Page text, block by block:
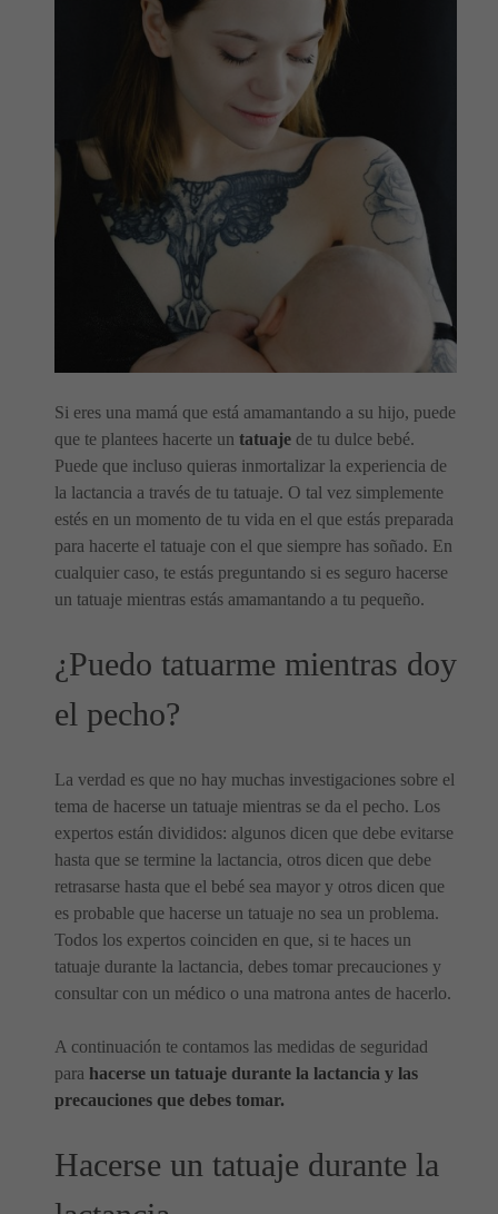
Si eres una mamá que está amamantando a su hijo, puede
que te plantees hacerte un tatuaje de tu dulce bebé.
Puede que incluso quieras inmortalizar la experiencia de
la lactancia a través de tu tatuaje. O tal vez simplemente
estés en un momento de tu vida en el que estás preparada
para hacerte el tatuaje con el que siempre has soñado. En
cualquier caso, te estás preguntando si es seguro hacerse
un tatuaje mientras estás amamantando a tu pequeño.
¿Puedo tatuarme mientras doy
el pecho?
La verdad es que no hay muchas investigaciones sobre el
tema de hacerse un tatuaje mientras se da el pecho. Los
expertos están divididos: algunos dicen que debe evitarse
hasta que se termine la lactancia, otros dicen que debe
retrasarse hasta que el bebé sea mayor y otros dicen que
es probable que hacerse un tatuaje no sea un problema.
Todos los expertos coinciden en que, si te haces un
tatuaje durante la lactancia, debes tomar precauciones y
consultar con un médico o una matrona antes de hacerlo.
A continuación te contamos las medidas de seguridad
para hacerse un tatuaje durante la lactancia y las
precauciones que debes tomar.
Hacerse un tatuaje durante la